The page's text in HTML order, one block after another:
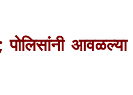
पोलिसांनी आवळल्या